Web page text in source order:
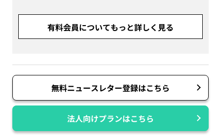
有料会員についてもっと詳しく見る
無料ニュースレター登録はこちら
法人向けプランはこちら